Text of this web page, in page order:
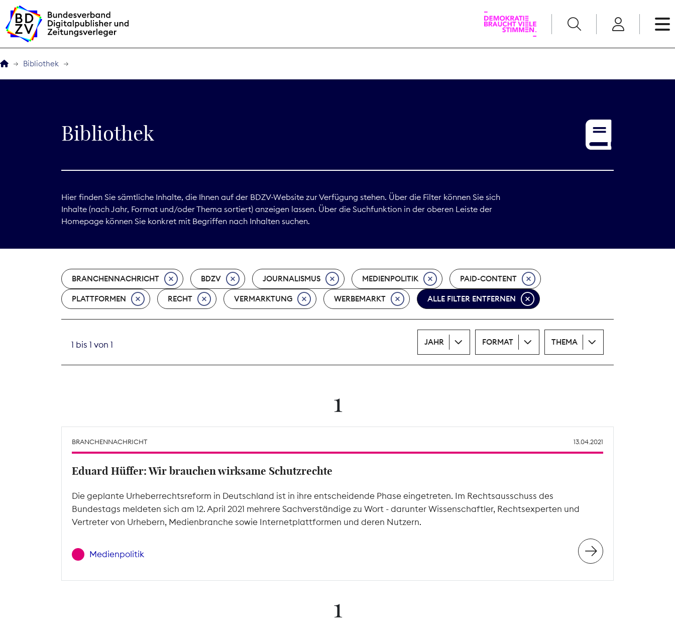
BDZVplus GmbH
Service
Print
Bibliothek
Bibliothek
Hier finden Sie sämtliche Inhalte, die Ihnen auf der BDZV-Website zur Verfügung stehen. Über die Filter können Sie sich
Inhalte (nach Jahr, Format und/oder Thema sortiert) anzeigen lassen. Über die Suchfunktion in der oberen Leiste der
Homepage können Sie konkret mit Begriffen nach Inhalten suchen.
BRANCHENNACHRICHT BDZV JOURNALISMUS MEDIENPOLITIK PAID-CONTENT
PLATTFORMEN RECHT VERMARKTUNG WERBEMARKT ALLE FILTER ENTFERNEN
1 bis 1 von 1 JAHR FORMAT THEMA
1
BRANCHENNACHRICHT 13.04.2021
Eduard Hüffer: Wir brauchen wirksame Schutzrechte
Die geplante Urheberrechtsreform in Deutschland ist in ihre entscheidende Phase eingetreten. Im Rechtsausschuss des
Bundestags meldeten sich am 12. April 2021 mehrere Sachverständige zu Wort - darunter Wissenschaftler, Rechtsexperten und
Vertreter von Urhebern, Medienbranche sowie Internetplattformen und deren Nutzern.
Medienpolitik
1